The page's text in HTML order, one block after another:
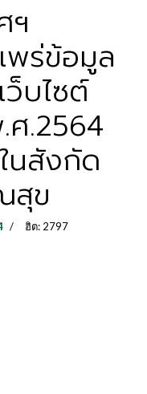
ฯ
พร่ข้อมูล
บไซต์
.2564
นสังกัด
สุข
ฮิต: 2797